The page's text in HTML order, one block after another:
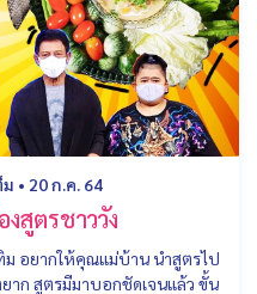
ม • 20 ก.ค. 64
งสูตรชาววัง
ม อยากให้คุณแม่บ้าน นำสูตรไป
าก สูตรมีมาบอกชัดเจนแล้ว ขั้น